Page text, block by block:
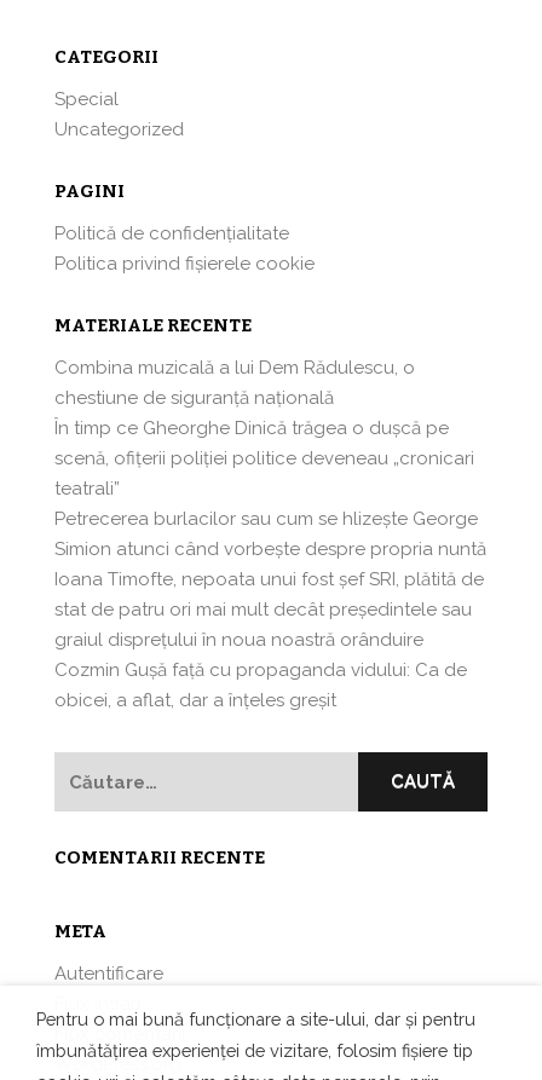
CATEGORII
Special
Uncategorized
PAGINI
Politică de confidențialitate
Politica privind fișierele cookie
MATERIALE RECENTE
Combina muzicală a lui Dem Rădulescu, o
chestiune de siguranță națională
În timp ce Gheorghe Dinică trăgea o dușcă pe
scenă, ofițerii poliției politice deveneau „cronicari
teatrali”
Petrecerea burlacilor sau cum se hlizeşte George
Simion atunci când vorbeşte despre propria nuntă
Ioana Timofte, nepoata unui fost şef SRI, plătită de
stat de patru ori mai mult decât preşedintele sau
graiul disprețului în noua noastră orânduire
Cozmin Guşă faţă cu propaganda vidului: Ca de
obicei, a aflat, dar a înțeles greșit
COMENTARII RECENTE
META
Autentificare
WordPress.org
Pentru o mai bună funcționare a site-ului, dar și pentru
îmbunătățirea experienței de vizitare, folosim fișiere tip